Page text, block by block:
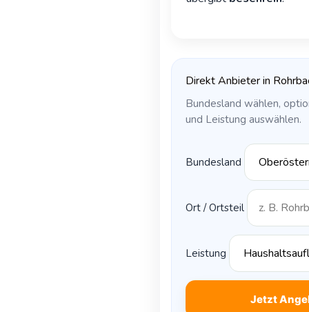
Direkt Anbieter in
Bundesland wählen,
und Leistung auswählen.
Bundesland
Ort / Ortsteil
Leistung
Jetzt